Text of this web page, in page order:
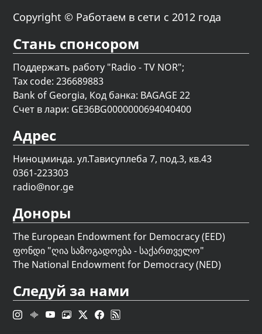
Copyright © Работаем в сети с 2012 года
Стань спонсором
Поддержать работу "Radio - TV NOR";
Tax code: 236689883
Bank of Georgia, Код банка: BAGAGE 22
Счет в лари: GE36BG0000000694040400
Адрес
Ниноцминда. ул.Тависуплеба 7, под.3, кв.43
0361-223303
radio@nor.ge
Доноры
The European Endowment for Democracy (EED)
ფონდი "ღია საზოგადოება - საქართველო"
The National Endowment for Democracy (NED)
Следуй за нами